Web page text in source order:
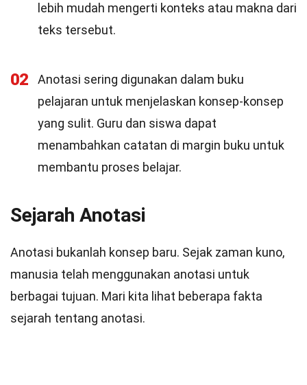
lebih mudah mengerti konteks atau makna dari
teks tersebut.
02
Anotasi sering digunakan dalam buku
pelajaran untuk menjelaskan konsep-konsep
yang sulit. Guru dan siswa dapat
menambahkan catatan di margin buku untuk
membantu proses belajar.
Sejarah Anotasi
Anotasi bukanlah konsep baru. Sejak zaman kuno,
manusia telah menggunakan anotasi untuk
berbagai tujuan. Mari kita lihat beberapa fakta
sejarah tentang anotasi.